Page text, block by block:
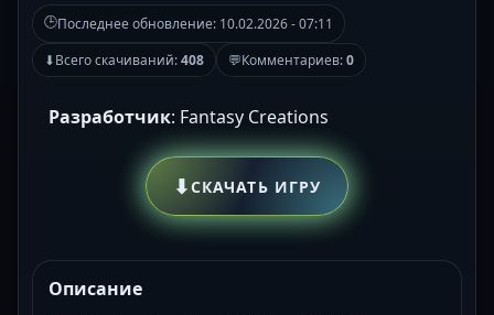
🕒Последнее обновление: 10.02.2026 - 07:11
⬇Всего скачиваний:408 💬Комментариев:0
Разработчик: Fantasy Creations
⬇СКАЧАТЬ ИГРУ
Описание